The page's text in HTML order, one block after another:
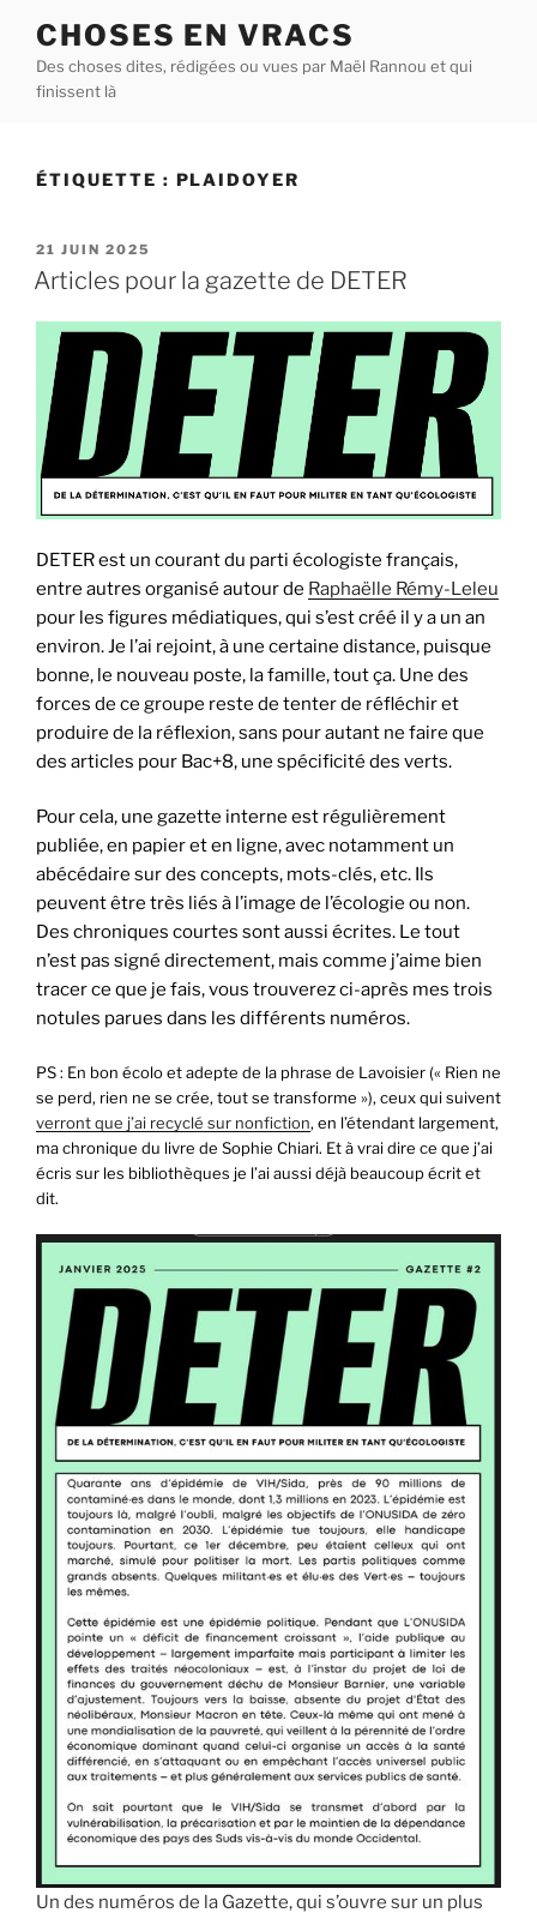
contenu
principal
CHOSES EN VRACS
Des choses dites, rédigées ou vues par Maël Rannou et qui
finissent là
ÉTIQUETTE : PLAIDOYER
PUBLIÉ
LE
21 JUIN 2025
Articles pour la gazette de DETER
DETER est un courant du parti écologiste français,
entre autres organisé autour de Raphaëlle Rémy-Leleu
pour les figures médiatiques, qui s’est créé il y a un an
environ. Je l’ai rejoint, à une certaine distance, puisque
bonne, le nouveau poste, la famille, tout ça. Une des
forces de ce groupe reste de tenter de réfléchir et
produire de la réflexion, sans pour autant ne faire que
des articles pour Bac+8, une spécificité des verts.
Pour cela, une gazette interne est régulièrement
publiée, en papier et en ligne, avec notamment un
abécédaire sur des concepts, mots-clés, etc. Ils
peuvent être très liés à l’image de l’écologie ou non.
Des chroniques courtes sont aussi écrites. Le tout
n’est pas signé directement, mais comme j’aime bien
tracer ce que je fais, vous trouverez ci-après mes trois
notules parues dans les différents numéros.
PS : En bon écolo et adepte de la phrase de Lavoisier (« Rien ne
se perd, rien ne se crée, tout se transforme »), ceux qui suivent
verront que j’ai recyclé sur nonfiction, en l’étendant largement,
ma chronique du livre de Sophie Chiari. Et à vrai dire ce que j’ai
écris sur les bibliothèques je l’ai aussi déjà beaucoup écrit et
dit.
Un des numéros de la Gazette, qui s’ouvre sur un plus